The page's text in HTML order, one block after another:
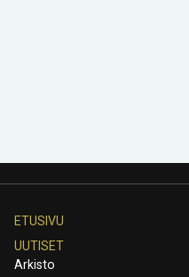
ETUSIVU
UUTISET
Arkisto